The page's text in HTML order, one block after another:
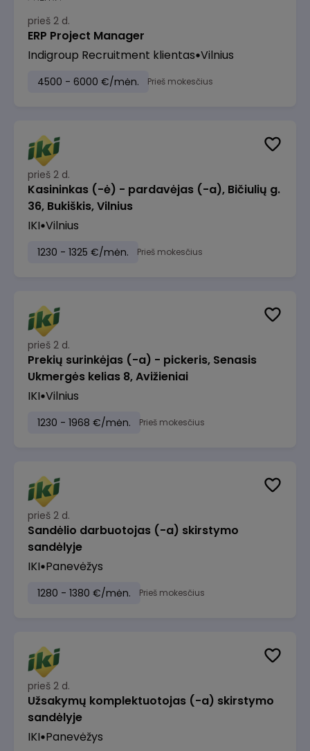
prieš 2 d.
ERP Project Manager
Indigroup Recruitment klientas Vilnius
4500 - 6000 €/mėn. Prieš mokesčius
prieš 2 d.
Kasininkas (-ė) - pardavėjas (-a), Bičiulių g.
36, Bukiškis, Vilnius
IKI Vilnius
1230 - 1325 €/mėn. Prieš mokesčius
prieš 2 d.
Prekių surinkėjas (-a) - pickeris, Senasis
Ukmergės kelias 8, Avižieniai
IKI Vilnius
1230 - 1968 €/mėn. Prieš mokesčius
prieš 2 d.
Sandėlio darbuotojas (-a) skirstymo
sandėlyje
IKI Panevėžys
1280 - 1380 €/mėn. Prieš mokesčius
prieš 2 d.
Užsakymų komplektuotojas (-a) skirstymo
sandėlyje
IKI Panevėžys